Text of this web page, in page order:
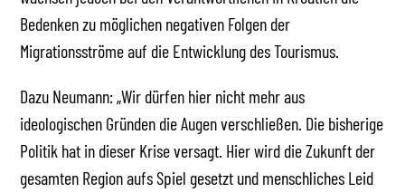
Bedenken zu möglichen negativen Folgen der
Migrationsströme auf die Entwicklung des Tourismus.
Dazu Neumann: „Wir dürfen hier nicht mehr aus
ideologischen Gründen die Augen verschließen. Die bisherige
Politik hat in dieser Krise versagt. Hier wird die Zukunft der
gesamten Region aufs Spiel gesetzt und menschliches Leid